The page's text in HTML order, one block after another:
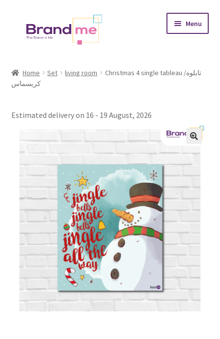
Menu
child
Coasters
Occasions
menu
Expand
Theme
child
menu
Fruiquet
Home Set living room
Christmas 4 single tableau /تابلوه
كريسماس
Estimated delivery on 16 - 19 August, 2026